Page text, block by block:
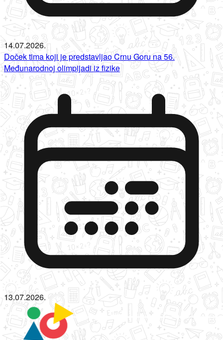
14.07.2026.
Doček tima koji je predstavljao Crnu Goru na 56.
Međunarodnoj olimpijadi iz fizike
13.07.2026.